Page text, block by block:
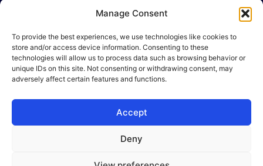
Manage Consent
To provide the best experiences, we use technologies like cookies to
store and/or access device information. Consenting to these
technologies will allow us to process data such as browsing behavior or
unique IDs on this site. Not consenting or withdrawing consent, may
adversely affect certain features and functions.
Accept
Deny
Over
Algemene voorwaarden
Cookie beleid
Ik wil adverteren
© 2026 Risk & Business